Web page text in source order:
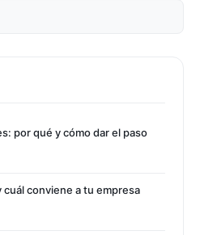
por qué y cómo dar el paso
cuál conviene a tu empresa